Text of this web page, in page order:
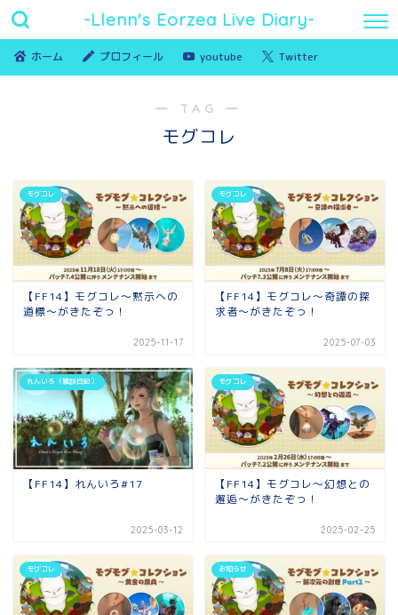
-Llenn's Eorzea Live Diary-
ホーム プロフィール youtube Twitter
― TAG ―
モグコレ
モグコレ
【FF14】モグコレ～黙示への
道標～がきたぞっ！
2025-11-17
モグコレ
【FF14】モグコレ～奇譚の探
求者～がきたぞっ！
2025-07-03
れんいろ（雑談日記）
【FF14】れんいろ#17
2025-03-12
モグコレ
【FF14】モグコレ～幻想との
邂逅～がきたぞっ！
2025-02-25
モグコレ お知らせ